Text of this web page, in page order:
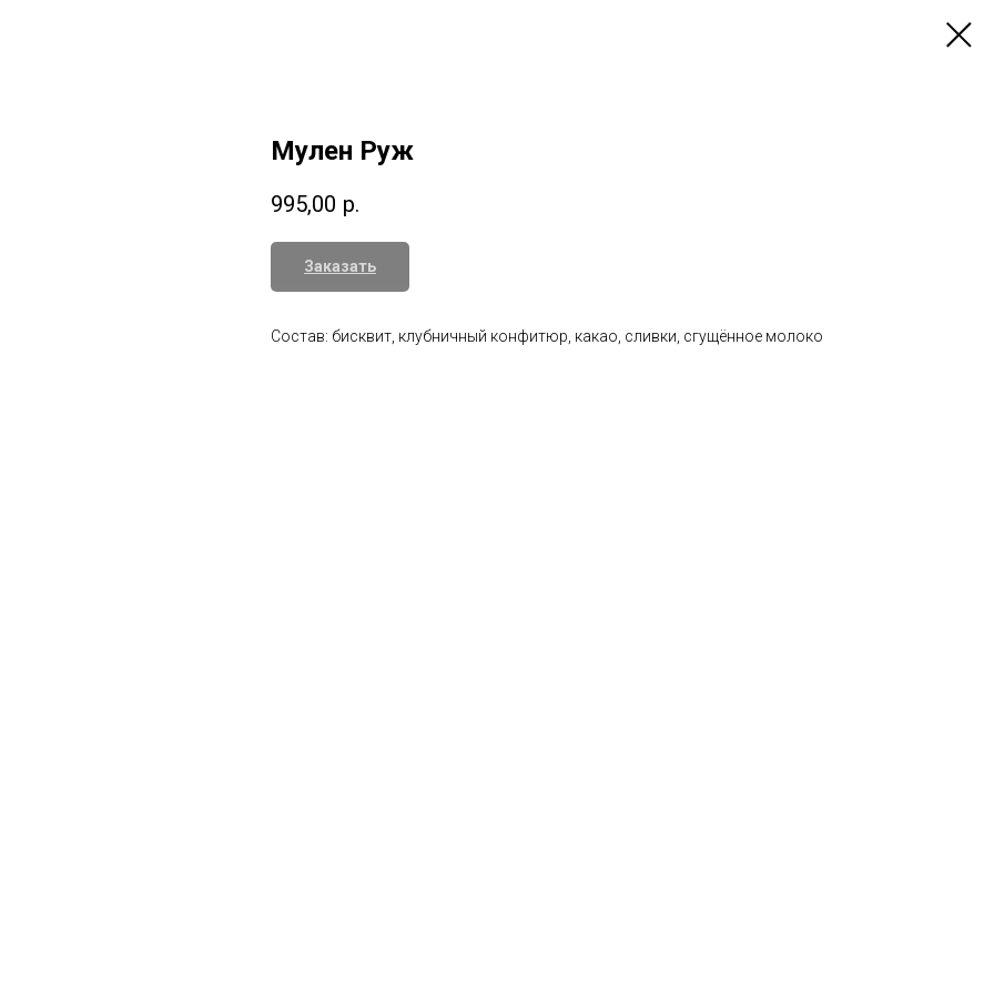
Мулен Руж
995,00 р.
Заказать
Состав: бисквит, клубничный конфитюр, какао, сливки, сгущённое молоко